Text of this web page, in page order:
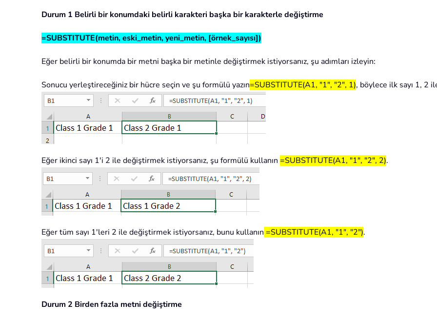
Durum 1 Belirli bir konumdaki belirli karakteri başka bir karakterle değiştirme
=SUBSTITUTE(metin, eski_metin, yeni_metin, [örnek_sayısı])
Eğer belirli bir konumda bir metni başka bir metinle değiştirmek istiyorsanız, şu adımları izleyin:
Sonucu yerleştireceğiniz bir hücre seçin ve şu formülü yazın=SUBSTITUTE(A1, "1", "2", 1), böylece ilk sayı 1, 2
Eğer ikinci sayı 1'i 2 ile değiştirmek istiyorsanız, şu formülü kullanın =SUBSTITUTE(A1, "1", "2", 2).
Eğer tüm sayı 1'leri 2 ile değiştirmek istiyorsanız, bunu kullanın =SUBSTITUTE(A1, "1", "2").
Durum 2 Birden fazla metni değiştirme